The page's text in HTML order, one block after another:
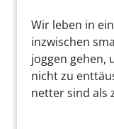
Wir leben in
inzwischen
joggen gehen,
nicht zu
netter sind als